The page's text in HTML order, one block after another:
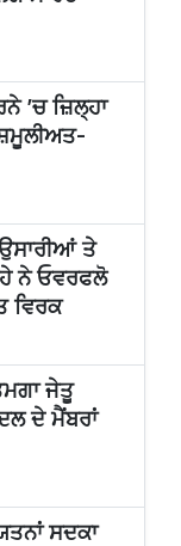
’ਚ ਜ਼ਿਲ੍ਹਾ
ਤੇ
ਨੇ ਓਵਰਫਲੋ
ਵਿਰਕ
ਜੇਤੂ
ਦੇ ਮੈਂਬਰਾਂ
ਸਦਕਾ